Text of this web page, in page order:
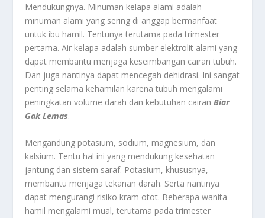
Mendukungnya. Minuman kelapa alami adalah
minuman alami yang sering di anggap bermanfaat
untuk ibu hamil. Tentunya terutama pada trimester
pertama. Air kelapa adalah sumber elektrolit alami yang
dapat membantu menjaga keseimbangan cairan tubuh.
Dan juga nantinya dapat mencegah dehidrasi. Ini sangat
penting selama kehamilan karena tubuh mengalami
peningkatan volume darah dan kebutuhan cairanBiar
Gak Lemas.
Mengandung potasium, sodium, magnesium, dan
kalsium. Tentu hal ini yang mendukung kesehatan
jantung dan sistem saraf. Potasium, khususnya,
membantu menjaga tekanan darah. Serta nantinya
dapat mengurangi risiko kram otot. Beberapa wanita
hamil mengalami mual, terutama pada trimester